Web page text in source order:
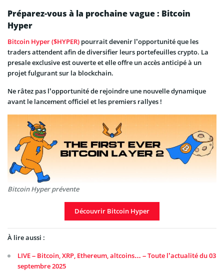
Préparez-vous à la prochaine vague : Bitcoin
Hyper
Bitcoin Hyper ($HYPER) pourrait devenir l’opportunité que les
traders attendent afin de diversifier leurs portefeuilles crypto. La
presale exclusive est ouverte et elle offre un accès anticipé à un
projet fulgurant sur la blockchain.
Ne râtez pas l’opportunité de rejoindre une nouvelle dynamique
avant le lancement officiel et les premiers rallyes !
Bitcoin Hyper prévente
Découvrir Bitcoin Hyper
À lire aussi :
LIVE – Bitcoin, XRP, Ethereum, altcoins… – Toute l’actualité du 03
septembre 2025